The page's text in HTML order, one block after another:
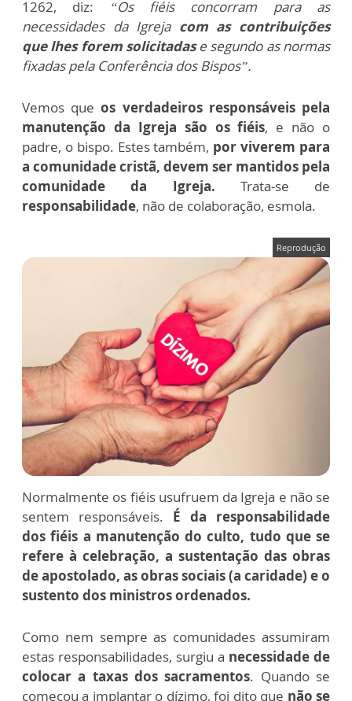
1262, diz:
“Os fiéis concorram para as
necessidades da Igrejacom as contribuições
que lhes forem solicitadase segundo as normas
fixadas pela Conferência dos Bispos”.
Vemos queos verdadeiros responsáveis pela
manutenção da Igreja são os fiéis, e não o
padre, o bispo. Estes também, por viverem para
a comunidade cristã, devem ser mantidos pela
comunidade da Igreja. Trata-se de
responsabilidade, não de colaboração, esmola.
Reprodução
Normalmente os fiéis usufruem da Igreja e não se
sentem responsáveis. É da responsabilidade
dos fiéis a manutenção do culto, tudo que se
refere à celebração, a sustentação das obras
de apostolado, as obras sociais (a caridade) e o
sustento dos ministros ordenados.
Como nem sempre as comunidades assumiram
estas responsabilidades, surgiu a necessidade de
colocar a taxas dos sacramentos. Quando se
começou a implantar o dízimo, foi dito que não se